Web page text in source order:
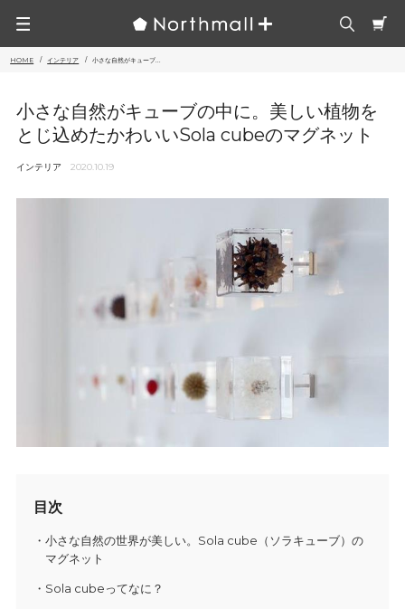
HOME インテリア 小さな自然がキューブ...
小さな自然がキューブの中に。美しい植物を
とじ込めたかわいいSola cubeのマグネット
インテリア 2020.10.19
目次
小さな自然の世界が美しい。Sola cube（ソラキューブ）の
マグネット
Sola cubeってなに？